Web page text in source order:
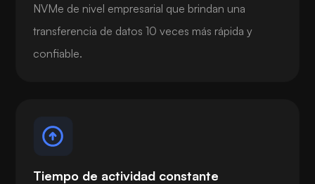
NVMe de nivel empresarial que brindan una
transferencia de datos 10 veces más rápida y
confiable.
Tiempo de actividad constante